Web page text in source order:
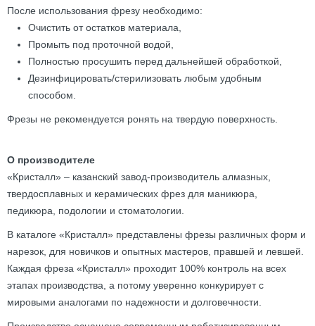
После использования фрезу необходимо:
Очистить от остатков материала,
Промыть под проточной водой,
Полностью просушить перед дальнейшей обработкой,
Дезинфицировать/стерилизовать любым удобным
способом.
Фрезы не рекомендуется ронять на твердую поверхность.
О производителе
«Кристалл» – казанский завод-производитель алмазных,
твердосплавных и керамических фрез для маникюра,
педикюра, подологии и стоматологии.
В каталоге «Кристалл» представлены фрезы различных форм и
нарезок, для новичков и опытных мастеров, правшей и левшей.
Каждая фреза «Кристалл» проходит 100% контроль на всех
этапах производства, а потому уверенно конкурирует с
мировыми аналогами по надежности и долговечности.